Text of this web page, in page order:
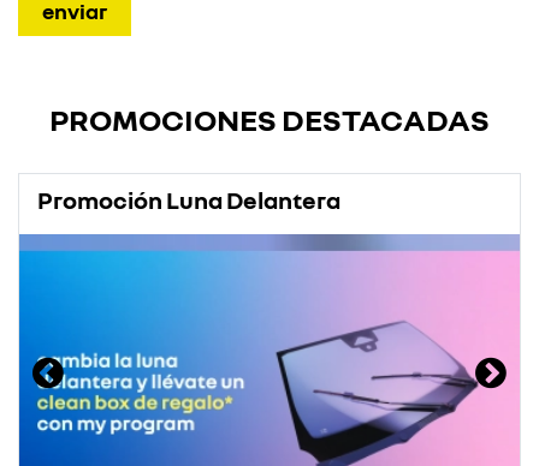
PROMOCIONES DESTACADAS
Promoción Luna Delantera